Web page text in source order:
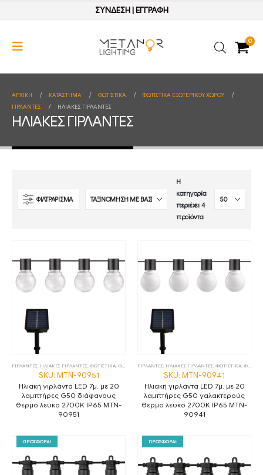
ΣΥΝΔΕΣΗ| ΕΓΓΡΑΦΗ
0
ΑΡΧΙΚΉ ΚΑΤΆΣΤΗΜΑ ΦΩΤΙΣΤΙΚΑ
ΦΩΤΙΣΤΙΚΑ ΕΞΩΤΕΡΙΚΟΥ ΧΩΡΟΥ
ΓΙΡΛΑΝΤΕΣ
ΗΛΙΑΚΕΣ ΓΙΡΛΑΝΤΕΣ
ΗΛΙΑΚΕΣ ΓΙΡΛΑΝΤΕΣ
ΦΙΛΤΡΑΡΙΣΜΑ
Η
κατηγορία
περιέχει 4
προϊόντα
ΓΙΡΛΑΝΤΕΣ, ΗΛΙΑΚΕΣ ΓΙΡΛΑΝΤΕΣ, ΦΩΤΙΣΤΙΚΑ, ΦΩΤΙΣΤΙΚΑ ΕΞΩΤΕΡΙΚΟΥ ΧΩΡΟΥ
SKU: MTN-90951
Ηλιακή γιρλάντα LED 7μ. με 20
λαμπτήρες G50 διάφανους
θερμό λευκό 2700K IP65 MTN-
90951
ΓΙΡΛΑΝΤΕΣ, ΗΛΙΑΚΕΣ ΓΙΡΛΑΝΤΕΣ, ΦΩΤΙΣΤΙΚΑ, ΦΩΤΙΣΤΙΚΑ ΕΞΩΤΕΡΙΚΟΥ ΧΩΡΟΥ
SKU: MTN-90941
Ηλιακή γιρλάντα LED 7μ. με 20
λαμπτήρες G50 γαλακτερούς
θερμό λευκό 2700K IP65 MTN-
90941
ΠΡΟΣΦΟΡΑ! ΠΡΟΣΦΟΡΑ!